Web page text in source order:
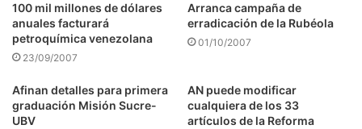
100 mil millones de dólares
anuales facturará
petroquímica venezolana
23/09/2007
Arranca campaña de
erradicación de la Rubéola
01/10/2007
Afinan detalles para primera
graduación Misión Sucre-
UBV
AN puede modificar
cualquiera de los 33
artículos de la Reforma